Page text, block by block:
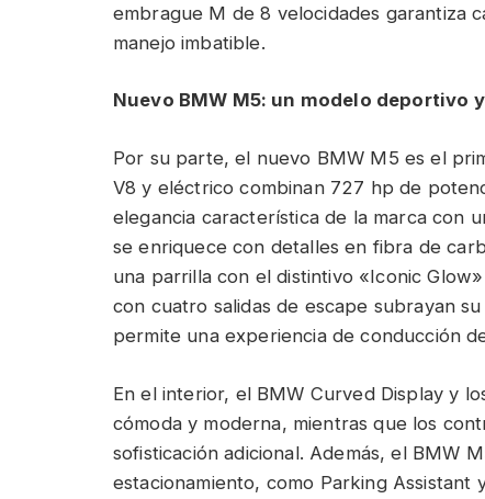
embrague M de 8 velocidades garantiza
manejo imbatible.
Nuevo BMW M5: un modelo deportivo
Por su parte, el nuevo BMW M5 es el
V8 y eléctrico combinan 727 hp de
elegancia característica de la marca con
se enriquece con detalles en fibra de
una parrilla con el distintivo «Iconic
con cuatro salidas de escape subrayan
permite una experiencia de conducción
En el interior, el BMW Curved Display y
cómoda y moderna, mientras que los
sofisticación adicional. Además, el BMW
estacionamiento, como Parking